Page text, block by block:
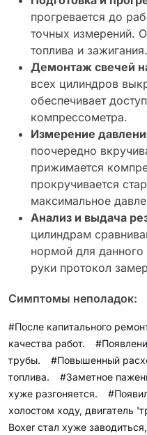
прогревается до
точных измерений.
топлива и зажигания.
Демонтаж свечей
всех цилиндров
обеспечивает
компрессометра.
Измерение
поочередно
прижимается
прокручивается
максимальное
Анализ и выдача
цилиндрам
нормой для данного
руки протокол
Симптомы неполадок:
#После капитального
качества работ.
трубы.
#Повышенный
топлива.
#Заметное
хуже разгоняется.
холостом ходу, двигатель
Boxer стал хуже